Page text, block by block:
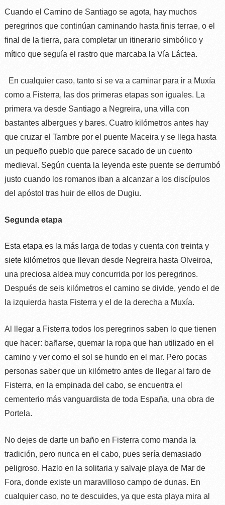
Cuando el Camino de Santiago se agota, hay muchos
peregrinos que continúan caminando hasta finis terrae, o el
final de la tierra, para completar un itinerario simbólico y
mítico que seguía el rastro que marcaba la Vía Láctea.
En cualquier caso, tanto si se va a caminar para ir a Muxía
como a Fisterra, las dos primeras etapas son iguales. La
primera va desde Santiago a Negreira, una villa con
bastantes albergues y bares. Cuatro kilómetros antes hay
que cruzar el Tambre por el puente Maceira y se llega hasta
un pequeño pueblo que parece sacado de un cuento
medieval. Según cuenta la leyenda este puente se derrumbó
justo cuando los romanos iban a alcanzar a los discípulos
del apóstol tras huir de ellos de Dugiu.
Segunda etapa
Esta etapa es la más larga de todas y cuenta con treinta y
siete kilómetros que llevan desde Negreira hasta Olveiroa,
una preciosa aldea muy concurrida por los peregrinos.
Después de seis kilómetros el camino se divide, yendo el de
la izquierda hasta Fisterra y el de la derecha a Muxía.
Al llegar a Fisterra todos los peregrinos saben lo que tienen
que hacer: bañarse, quemar la ropa que han utilizado en el
camino y ver como el sol se hundo en el mar. Pero pocas
personas saber que un kilómetro antes de llegar al faro de
Fisterra, en la empinada del cabo, se encuentra el
cementerio más vanguardista de toda España, una obra de
Portela.
No dejes de darte un baño en Fisterra como manda la
tradición, pero nunca en el cabo, pues sería demasiado
peligroso. Hazlo en la solitaria y salvaje playa de Mar de
Fora, donde existe un maravilloso campo de dunas. En
cualquier caso, no te descuides, ya que esta playa mira al